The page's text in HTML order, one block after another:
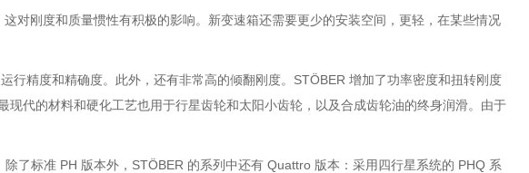
对刚度和质量惯性有积极的影响。新变速箱还需要更少的安装空间，更轻，在某些情况
行精度和精确度。此外，还有非常高的倾翻刚度。STÖBER 增加了功率密度和扭转刚度
代的材料和硬化工艺也用于行星齿轮和太阳小齿轮，以及合成齿轮油的终身润滑。由于
了标准 PH 版本外，STÖBER 的系列中还有 Quattro 版本：采用四行星系统的 PHQ 系